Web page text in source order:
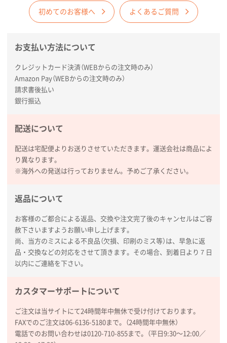
2026年01月29日 11:46
商品情報の正確な記載、スムーズなシステム対応
広島県(社様
枚
2026年01月27日 13:12
毎年注文しており、信頼できるから。出来上がりも満
熊本県S社様
ぺんてる ビクーニャフィール1000枚
2026年01月26日 15:45
印刷範囲が広かったから、取扱商品
新潟県R社様
2026年01月16日 10:53
納期が比較的短く、ロット数が豊富に選べて価格が安
かったため
山口県P社様
③1枚
希望の商品の取り扱いがあったので
初めてのお客様へ よくあるご質問
お支払い方法について
クレジットカード決済（WEBからの注文時のみ）
Amazon Pay（WEBからの注文時のみ）
請求書後払い
銀行振込
配送について
配送は宅配便よりお送りさせていただきます。運送会社は商品によ
り異なります。
※海外への発送は行っておりません。予めご了承ください。
返品について
お客様のご都合による返品、交換や注文完了後のキャンセルはご容
赦下さいますようお願い申し上げます。
尚、当方のミスによる不良品（欠損、印刷のミス等）は、早急に返
品・交換などの対応をさせて頂きます。その場合、到着日より７日
以内にご連絡を下さい。
カスタマーサポートについて
ご注文は当サイトにて24時間年中無休で受け付けております。
FAXでのご注文は06-6136-5180まで。（24時間年中無休）
電話でのお問い合わせは0120-710-855まで。（平日9:30〜12:00／